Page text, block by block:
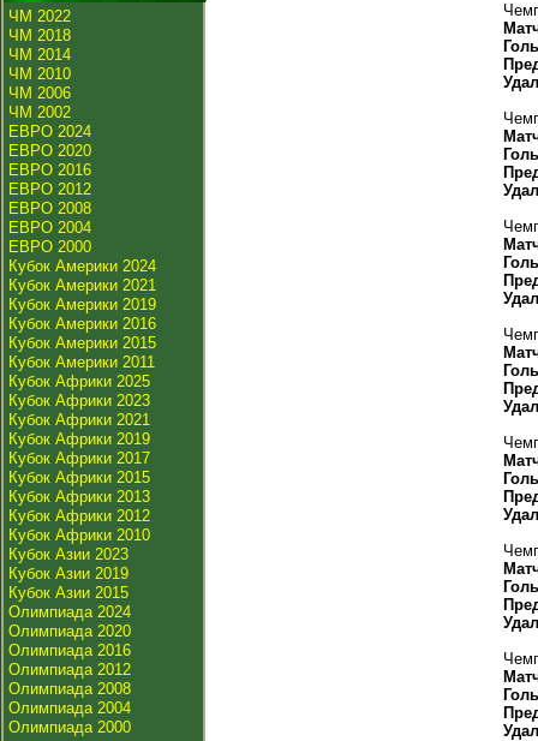
ЧМ 2022
ЧМ 2018
ЧМ 2014
ЧМ 2010
ЧМ 2006
ЧМ 2002
ЕВРО 2024
ЕВРО 2020
ЕВРО 2016
ЕВРО 2012
ЕВРО 2008
ЕВРО 2004
ЕВРО 2000
Кубок Америки 2024
Кубок Америки 2021
Кубок Америки 2019
Кубок Америки 2016
Кубок Америки 2015
Кубок Америки 2011
Кубок Африки 2025
Кубок Африки 2023
Кубок Африки 2021
Кубок Африки 2019
Кубок Африки 2017
Кубок Африки 2015
Кубок Африки 2013
Кубок Африки 2012
Кубок Африки 2010
Кубок Азии 2023
Кубок Азии 2019
Кубок Азии 2015
Олимпиада 2024
Олимпиада 2020
Олимпиада 2016
Олимпиада 2012
Олимпиада 2008
Олимпиада 2004
Олимпиада 2000